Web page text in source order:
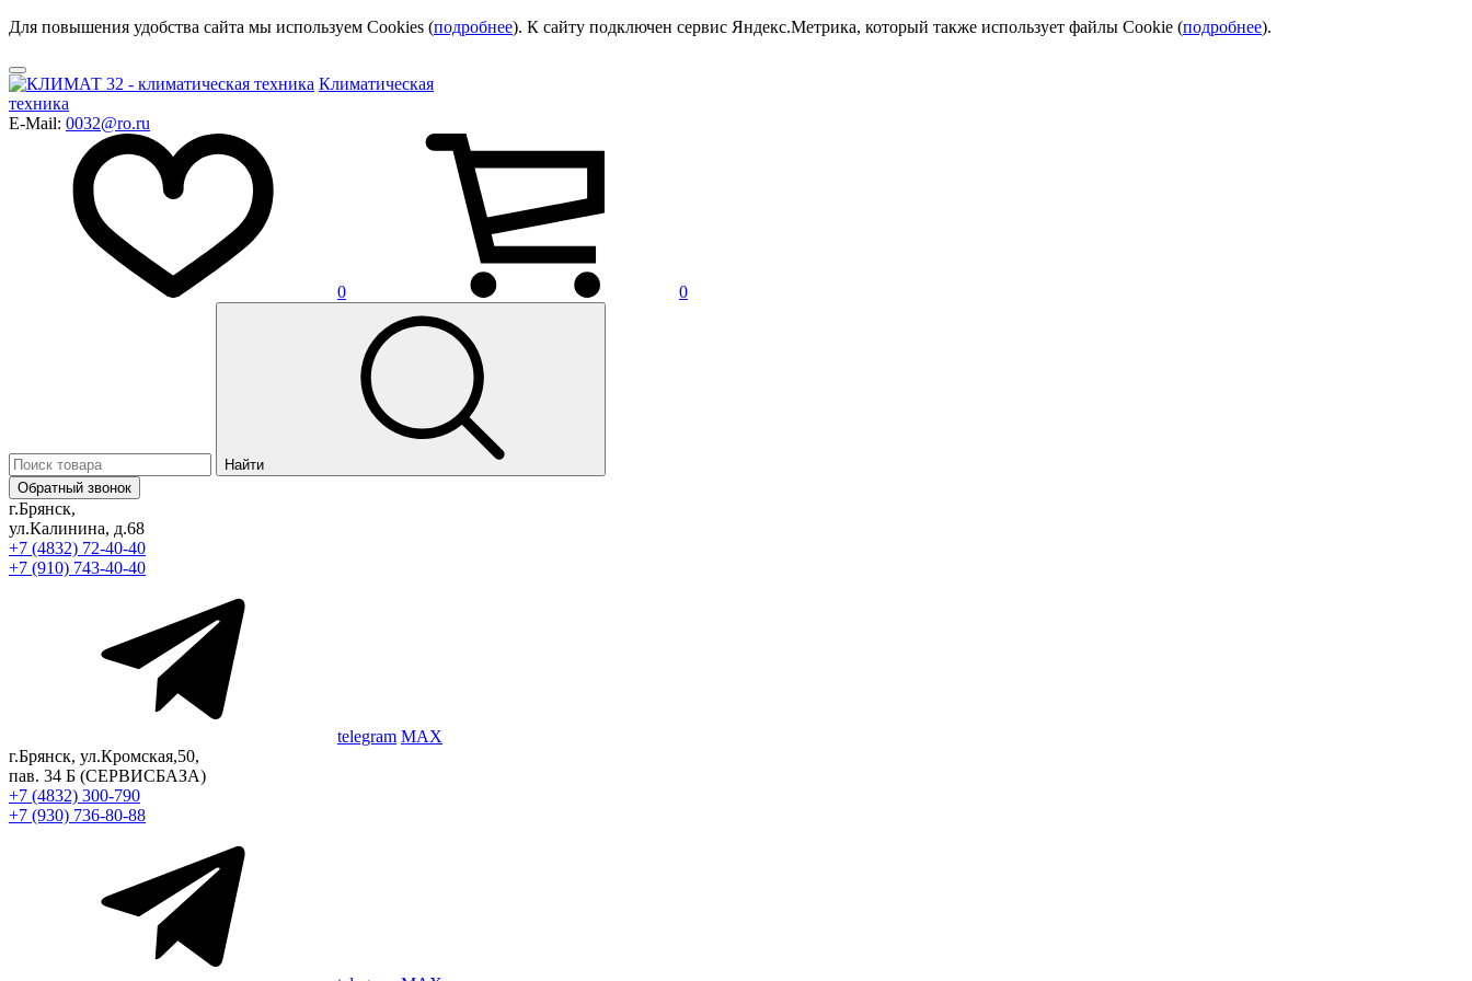
Для повышения удобства сайта мы используем Cookies (подробнее). К сайту подключен сервис Яндекс.Метрика, который также использует файлы Cookie (подробнее).
Климатическая
техника
E-Mail: 0032@ro.ru
0 0
Найти
Обратный звонок
г.Брянск,
ул.Калинина, д.68
+7 (4832) 72-40-40
+7 (910) 743-40-40
telegram MAX
г.Брянск, ул.Кромская,50,
пав. 34 Б (СЕРВИСБАЗА)
+7 (4832) 300-790
+7 (930) 736-80-88